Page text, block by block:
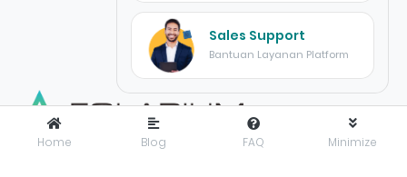
Home Blog FAQ Minimize
Sales Support
Bantuan Layanan Platform